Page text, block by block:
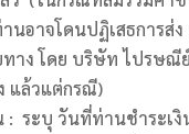
นอาจโดนปฏิเสธการส่ง
ทาง โดย บริษัท ไปรษณี
แล้วแต่กรณี)
: ระบุ วันที่ท่านชำระเงิ